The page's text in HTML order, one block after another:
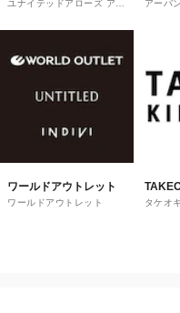
OUTLET
ユナイテッドアローズ アウ
ware
アーバ
ワールドアウトレット
ワールドアウトレット タケオ